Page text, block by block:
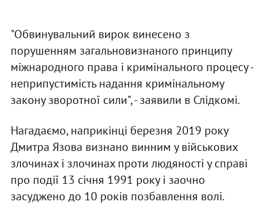
"Обвинувальний вирок винесено з
порушенням загальновизнаного принципу
міжнародного права і кримінального процесу -
неприпустимість надання кримінальному
закону зворотної сили", - заявили в Слідкомі.
Нагадаємо, наприкінці березня 2019 року
Дмитра Язова визнано винним у військових
злочинах і злочинах проти людяності у справі
про події 13 січня 1991 року і заочно
засуджено до 10 років позбавлення волі.